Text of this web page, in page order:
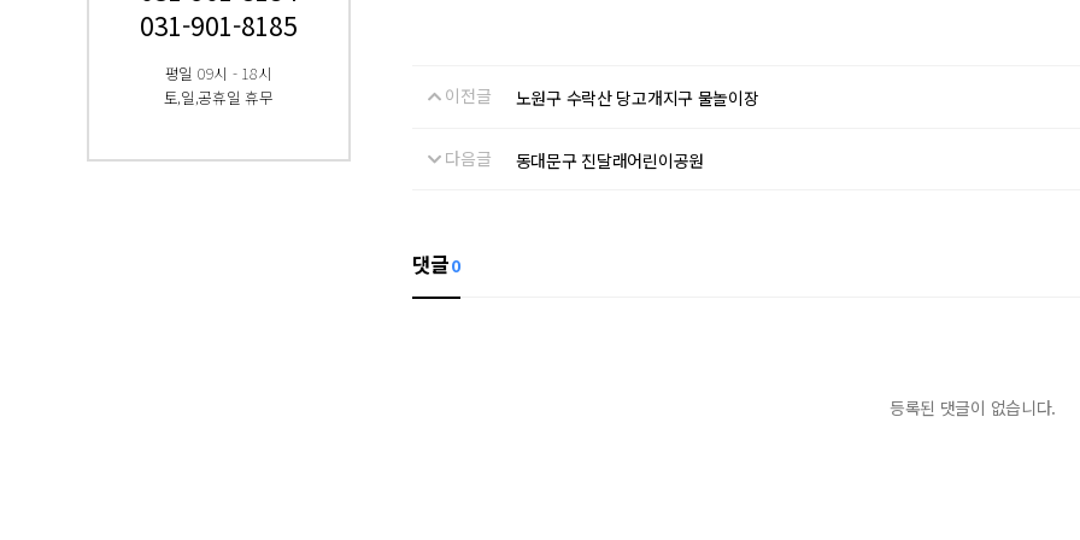
031-901-8185
평일 09시 - 18시
토,일,공휴일 휴무
이전글 노원구 수락산 당고개지구 물놀이장
다음글 동대문구 진달래어린이공원
댓글0
등록된 댓글이 없습니다.